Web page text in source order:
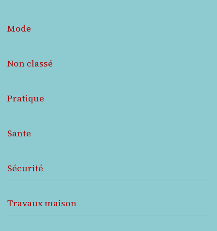
Mode
Non classé
Pratique
Sante
Sécurité
Travaux maison